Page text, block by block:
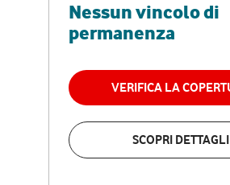
Nessun vincolo di
permanenza
VERIFICA LA
SCOPRI DETTAGLI
RETE FISSA +
29,95€
permanenza
VERIFICA LA